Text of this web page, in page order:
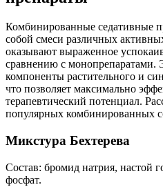
Комбинированные седативные
собой смеси различных
оказывают выраженное
сравнению с монопрепаратами.
компоненты растительного и
что позволяет максимально
терапевтический потенциал.
популярных комбинированных
Микстура Бехтерева
Состав: бромид натрия, настой
фосфат.